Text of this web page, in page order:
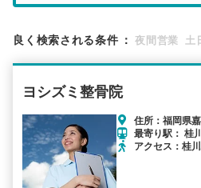
検索する
その他の検
駅から探す
良く検索される条件 ： 夜間営業 土
ヨシズミ整骨院
住所：福岡県
最寄り駅： 桂
アクセス：桂